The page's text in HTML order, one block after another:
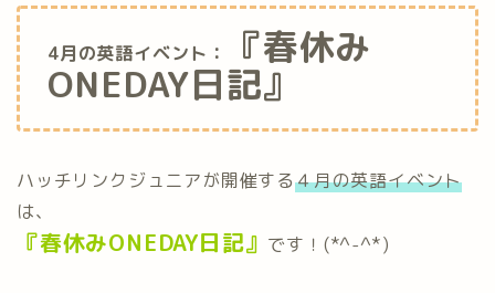
4月の英語イベント： 『春休み
ONEDAY日記』
ハッチリンクジュニアが開催する４月の英語イベント
は、
『春休みONEDAY日記』 です！(*^-^*)